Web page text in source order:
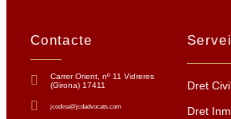
Contacte
Carrer Orient, nº 11 Vidreres
(Girona) 17411
jcodina@jcdadvocats.com
Dret
Dret